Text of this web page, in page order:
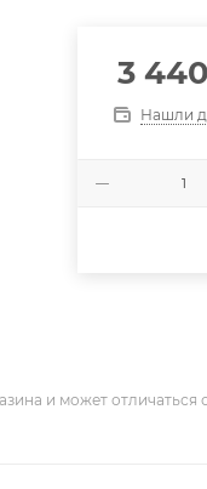
3 440
Нашли
и может отличаться